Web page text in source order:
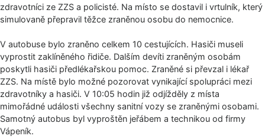
zdravotníci ze ZZS a policisté. Na místo se dostavil i vrtulník, který
simulovaně přepravil těžce zraněnou osobu do nemocnice.
V autobuse bylo zraněno celkem 10 cestujících. Hasiči museli
vyprostit zaklíněného řidiče. Dalším devíti zraněným osobám
poskytli hasiči předlékařskou pomoc. Zraněné si převzal i lékař
ZZS. Na místě bylo možné pozorovat vynikající spolupráci mezi
zdravotníky a hasiči. V 10:05 hodin již odjížděly z místa
mimořádné události všechny sanitní vozy se zraněnými osobami.
Samotný autobus byl vyproštěn jeřábem a technikou od firmy
Vápeník.